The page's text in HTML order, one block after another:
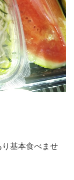
基本食べませ